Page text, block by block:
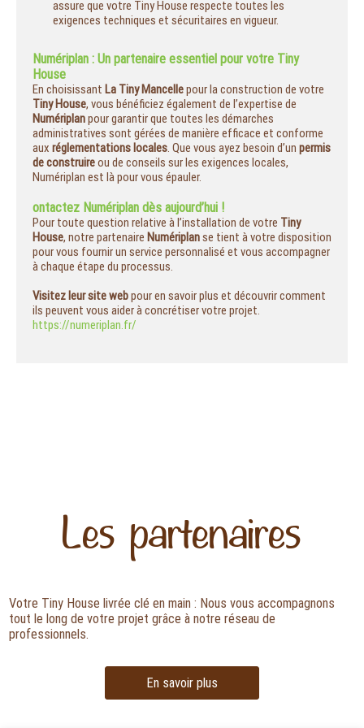
assure que votre Tiny House respecte toutes les
exigences techniques et sécuritaires en vigueur.
Numériplan : Un partenaire essentiel pour votre Tiny
House
En choisissant La Tiny Mancellepour la construction de votre
Tiny House, vous bénéficiez également de l’expertise de
Numériplanpour garantir que toutes les démarches
administratives sont gérées de manière efficace et conforme
aux réglementations locales. Que vous ayez besoin d’un permis
de construireou de conseils sur les exigences locales,
Numériplan est là pour vous épauler.
ontactez Numériplan dès aujourd’hui !
Pour toute question relative à l’installation de votre Tiny
House, notre partenaire Numériplanse tient à votre disposition
pour vous fournir un service personnalisé et vous accompagner
à chaque étape du processus.
Visitez leur site webpour en savoir plus et découvrir comment
ils peuvent vous aider à concrétiser votre projet.
https://numeriplan.fr/
Les partenaires
Votre Tiny House livrée clé en main : Nous vous accompagnons
tout le long de votre projet grâce à notre réseau de
professionnels.
En savoir plus